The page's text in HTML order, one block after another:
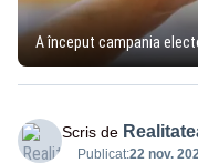
A început campania
Scris de
Publicat:22 nov.